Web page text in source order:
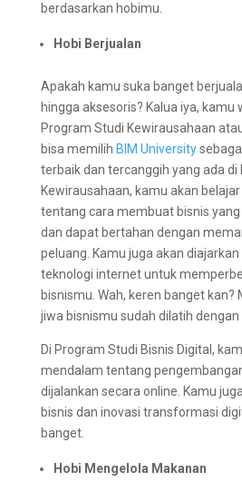
berdasarkan hobimu.
Hobi Berjualan
Apakah kamu suka banget
hingga aksesoris? Kalua iya, kamu
Program Studi Kewirausahaan
bisa memilih BIM University
terbaik dan tercanggih yang ada di
Kewirausahaan, kamu akan
tentang cara membuat bisnis yang
dan dapat bertahan dengan
peluang. Kamu juga akan
teknologi internet untuk
bisnismu. Wah, keren banget kan?
jiwa bisnismu sudah dilatih dengan
Di Program Studi Bisnis Digital,
mendalam tentang
dijalankan secara online. Kamu
bisnis dan inovasi transformasi
banget.
Hobi Mengelola Makanan